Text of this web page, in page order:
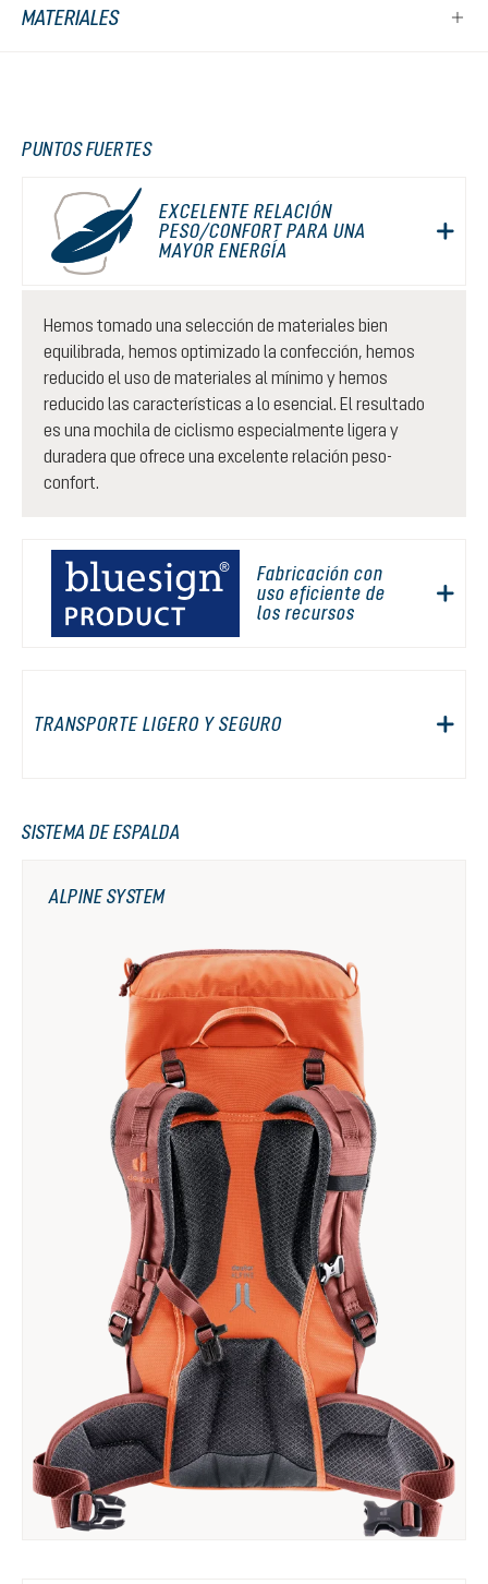
MATERIALES
PUNTOS FUERTES
EXCELENTE RELACIÓN
PESO/CONFORT PARA UNA
MAYOR ENERGÍA
Hemos tomado una selección de materiales bien
equilibrada, hemos optimizado la confección, hemos
reducido el uso de materiales al mínimo y hemos
reducido las características a lo esencial. El resultado
es una mochila de ciclismo especialmente ligera y
duradera que ofrece una excelente relación peso-
confort.
Fabricación con
uso eficiente de
los recursos
TRANSPORTE LIGERO Y SEGURO
SISTEMA DE ESPALDA
ALPINE SYSTEM